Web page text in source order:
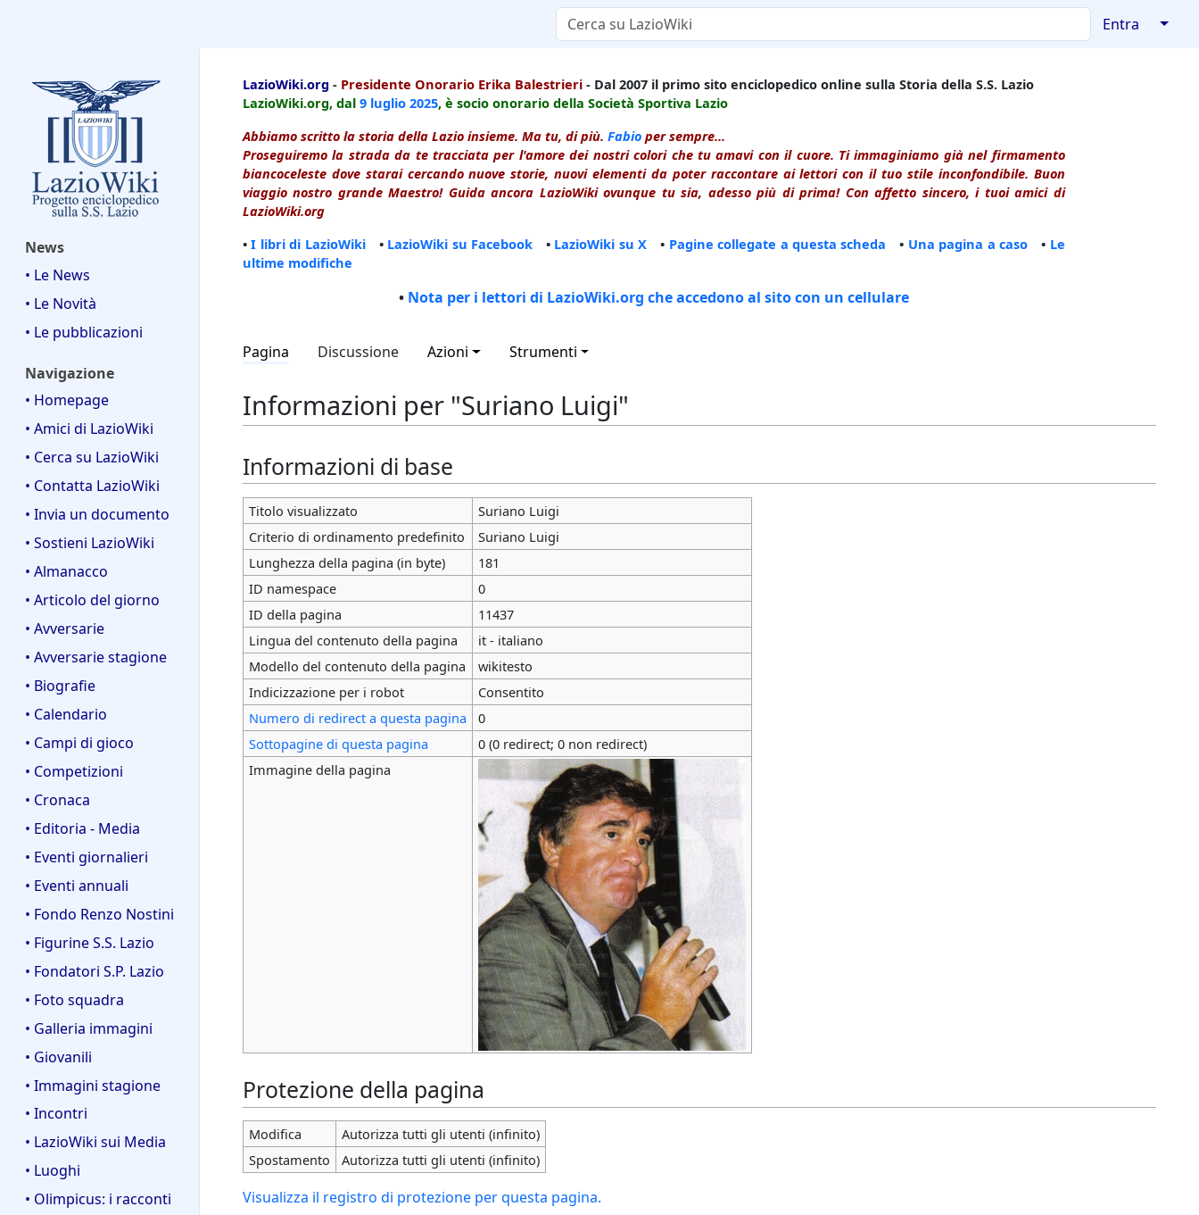
Entra ↓
News
• Le News
• Le Novità
• Le pubblicazioni
Navigazione
• Homepage
• Amici di LazioWiki
• Cerca su LazioWiki
• Contatta LazioWiki
• Invia un documento
• Sostieni LazioWiki
• Almanacco
• Articolo del giorno
• Avversarie
• Avversarie stagione
• Biografie
• Calendario
• Campi di gioco
• Competizioni
• Cronaca
• Editoria - Media
• Eventi giornalieri
• Eventi annuali
• Fondo Renzo Nostini
• Figurine S.S. Lazio
• Fondatori S.P. Lazio
• Foto squadra
• Galleria immagini
• Giovanili
• Immagini stagione
• Incontri
• LazioWiki sui Media
• Luoghi
• Olimpicus: i racconti
LazioWiki.org - Presidente Onorario Erika Balestrieri - Dal 2007 il primo sito enciclopedico online sulla Storia della S.S. Lazio
LazioWiki.org, dal 9 luglio 2025, è socio onorario della Società Sportiva Lazio
Abbiamo scritto la storia della Lazio insieme. Ma tu, di più. Fabio per sempre...
Proseguiremo la strada da te tracciata per l'amore dei nostri colori che tu amavi con il cuore. Ti immaginiamo già nel firmamento
biancoceleste dove starai cercando nuove storie, nuovi elementi da poter raccontare ai lettori con il tuo stile inconfondibile. Buon
viaggio nostro grande Maestro! Guida ancora LazioWiki ovunque tu sia, adesso più di prima! Con affetto sincero, i tuoi amici di
LazioWiki.org
•I libri di LazioWiki• LazioWiki su Facebook • LazioWiki su X • Pagine collegate a questa scheda • Una pagina a caso • Le
ultime modifiche
• Nota per i lettori di LazioWiki.org che accedono al sito con un cellulare
Pagina Discussione Azioni Strumenti
Informazioni per "Suriano Luigi"
Informazioni di base
Titolo visualizzato
Suriano Luigi
Criterio di ordinamento predefinito
Suriano Luigi
Lunghezza della pagina (in byte)
181
ID namespace
0
ID della pagina
11437
Lingua del contenuto della pagina
it - italiano
Modello del contenuto della pagina
wikitesto
Indicizzazione per i robot
Consentito
Numero di redirect a questa pagina
0
Sottopagine di questa pagina
0 (0 redirect; 0 non redirect)
Immagine della pagina
Protezione della pagina
Modifica
Autorizza tutti gli utenti (infinito)
Spostamento
Autorizza tutti gli utenti (infinito)
Visualizza il registro di protezione per questa pagina.